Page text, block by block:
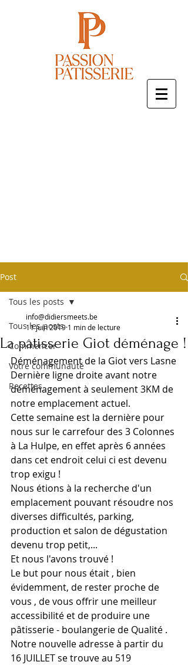
Post
Tous les posts
Commencer
Votre communauté
Recettes
Tous les posts
La pâtisserie Giot déménage !
info@didiersmeets.be
11 juin 2019 1 min de lecture
Déménagement de la Giot vers Lasne
Dernière ligne droite avant notre
déménagement à seulement 3KM de
notre emplacement actuel.
Cette semaine est la dernière pour
nous sur le carrefour des 3 Colonnes
à La Hulpe, en effet après 6 années
dans cet endroit celui ci est devenu
trop exigu !
Nous étions à la recherche d'un
emplacement pouvant résoudre nos
diverses difficultés, parking,
production et salon de dégustation
devenu trop petit,...
Et nous l'avons trouvé !
Le but pour nous était , bien
évidemment, de rester proche de
vous , de vous offrir une meilleur
accessibilité et de produire une
pâtisserie - boulangerie de Qualité .
Notre nouvelle adresse à partir du
16 JUILLET se trouve au 519